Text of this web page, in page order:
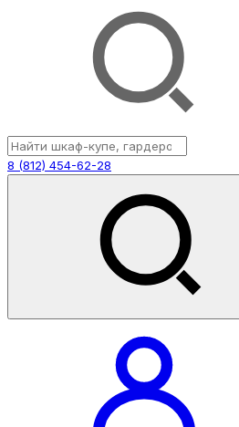
8 (812) 454-62-28